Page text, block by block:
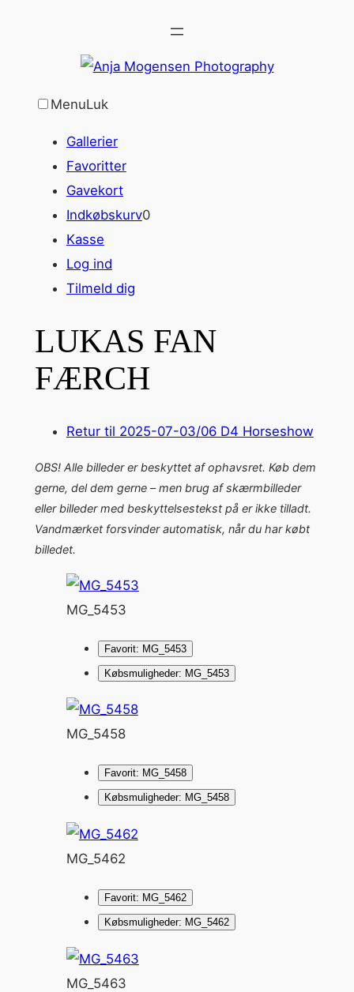
MenuLuk
Gallerier
Favoritter
Gavekort
Indkøbskurv0
Kasse
Log ind
Tilmeld dig
LUKAS FAN
FÆRCH
Retur til 2025-07-03/06 D4 Horseshow
OBS! Alle billeder er beskyttet af ophavsret. Køb dem
gerne, del dem gerne – men brug af skærmbilleder
eller billeder med beskyttelsestekst på er ikke tilladt.
Vandmærket forsvinder automatisk, når du har købt
billedet.
MG_5453
Favorit: MG_5453
Købsmuligheder: MG_5453
MG_5458
Favorit: MG_5458
Købsmuligheder: MG_5458
MG_5462
Favorit: MG_5462
Købsmuligheder: MG_5462
MG_5463